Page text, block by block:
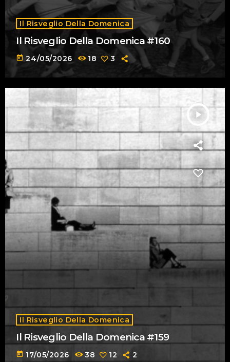
Il Risveglio Della Domenica
Il Risveglio Della Domenica #160
today 24/05/2026 18 3
play_arrow
Il Risveglio Della Domenica
Il Risveglio Della Domenica #159
today 17/05/2026 38 12 2